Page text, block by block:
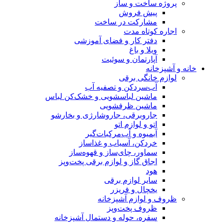
پروژه ساخت و ساز
پیش فروش
مشارکت در ساخت
اجاره کوتاه مدت
دفتر کار و فضای آموزشی
ویلا و باغ
آپارتمان و سوئیت
خانه و آشپزخانه
لوازم خانگی برقی
آب‌سردکن و تصفیه آب
ماشین لباسشویی و خشک‌کن لباس
ماشین ظرفشویی
جاروبرقی، جاروشارژی و بخارشو
اتو و لوازم اتو
آبمیوه و آب‌مرکبات‌گیر
خردکن، آسیاب و غذاساز
سماور، چای‌ساز و قهوه‌ساز
اجاق گاز و لوازم برقی پخت‌وپز
هود
سایر لوازم برقی
یخچال و فریزر
ظروف و لوازم آشپزخانه
ظروف پخت‌وپز
سفره، حوله و دستمال آشپزخانه